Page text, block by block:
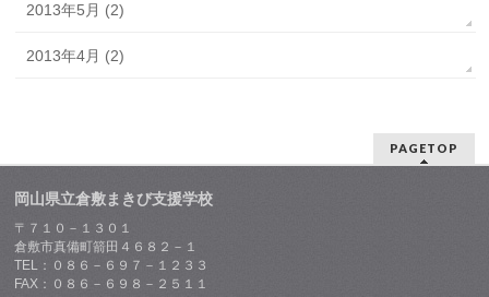
2013年5月 (2)
2013年4月 (2)
PAGETOP
岡山県立倉敷まきび支援学校
〒７１０－１３０１
倉敷市真備町箭田４６８２－１
TEL：０８６－６９７－１２３３
FAX：０８６－６９８－２５１１